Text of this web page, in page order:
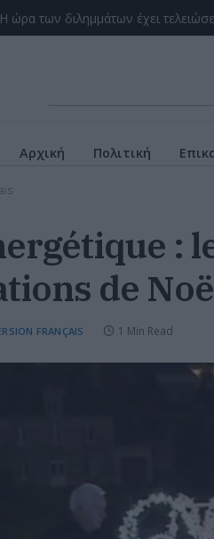
Αρχική Πολιτική
:
de
FRANÇAIS 1 Min Read